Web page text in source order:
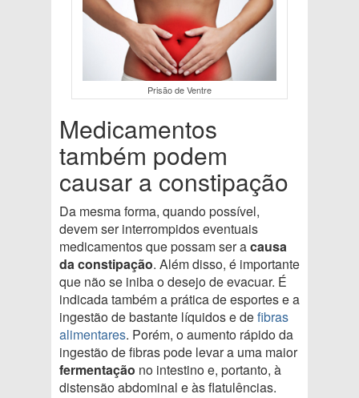
Prisão de Ventre
Medicamentos
também podem
causar a constipação
Da mesma forma, quando possível,
devem ser interrompidos eventuais
medicamentos que possam ser acausa
da constipação. Além disso, é importante
que não se iniba o desejo de evacuar. É
indicada também a prática de esportes e a
ingestão de bastante líquidos e defibras
alimentares. Porém, o aumento rápido da
ingestão de fibras pode levar a uma maior
fermentação no intestino e, portanto, à
distensão abdominal e às flatulências.